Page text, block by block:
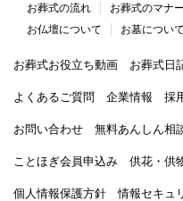
お葬式の流れ お葬式のマナー
お仏壇について
お墓について
お葬式お役立ち動画 お葬式日
よくあるご質問 企業情報 採
お問い合わせ 無料あんしん相
ことほぎ会員申込み 供花・供
個人情報保護方針
情報セキュ